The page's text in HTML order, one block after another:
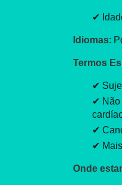
✔
Idiomas:
Termos
✔
✔ Não
✔
✔
Onde